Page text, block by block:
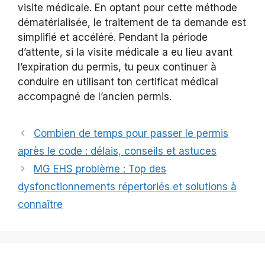
visite médicale. En optant pour cette méthode
dématérialisée, le traitement de ta demande est
simplifié et accéléré. Pendant la période
d’attente, si la visite médicale a eu lieu avant
l’expiration du permis, tu peux continuer à
conduire en utilisant ton certificat médical
accompagné de l’ancien permis.
Combien de temps pour passer le permis
après le code : délais, conseils et astuces
MG EHS problème : Top des
dysfonctionnements répertoriés et solutions à
connaître